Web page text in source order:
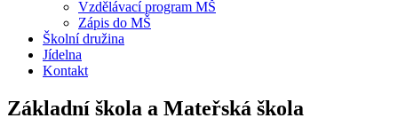
Vzdělávací program MŠ
Zápis do MŠ
Školní družina
Jídelna
Kontakt
Základní škola a Mateřská škola